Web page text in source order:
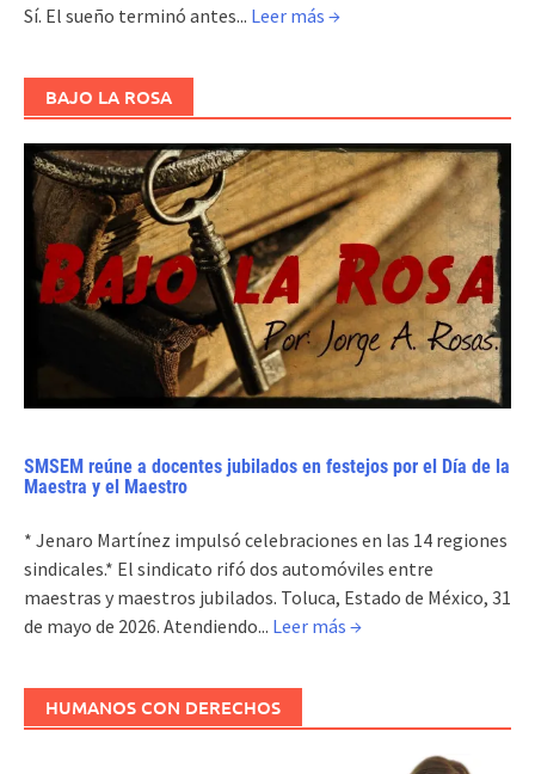
Sí. El sueño terminó antes... Leer más →
BAJO LA ROSA
SMSEM reúne a docentes jubilados en festejos por el Día de la
Maestra y el Maestro
* Jenaro Martínez impulsó celebraciones en las 14 regiones
sindicales.* El sindicato rifó dos automóviles entre
maestras y maestros jubilados. Toluca, Estado de México, 31
de mayo de 2026. Atendiendo... Leer más →
HUMANOS CON DERECHOS